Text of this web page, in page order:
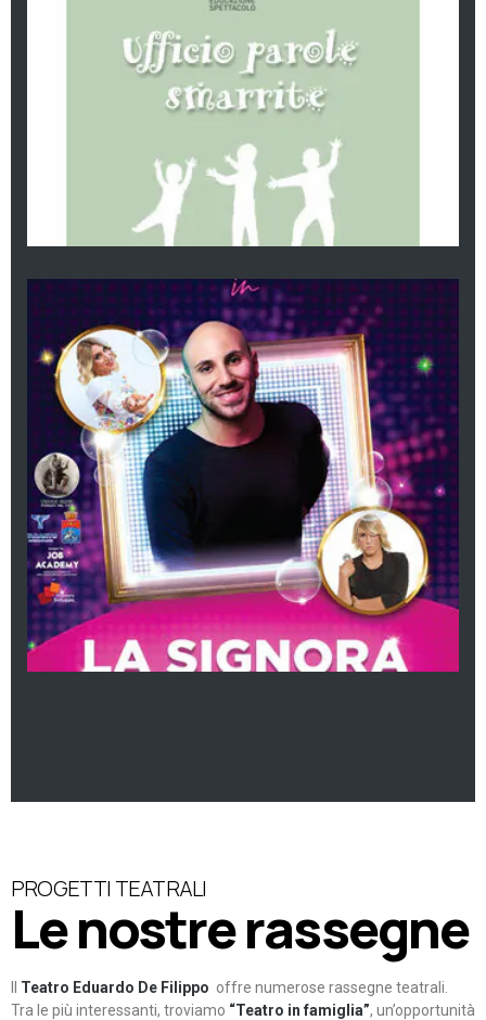
PROGETTI TEATRALI
Le nostre rassegne
Teatro Eduardo De Filippo offre numerose rassegne teatrali.
Tra le più interessanti, troviamo “Teatro in famiglia”, un’opportunità